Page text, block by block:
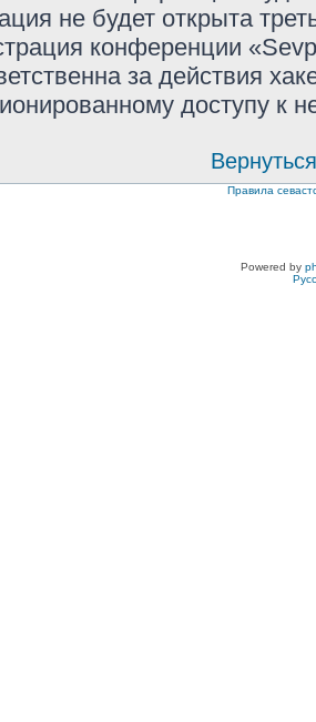
не будет открыта
конференции
за действия
доступу к
Правила
Powered by